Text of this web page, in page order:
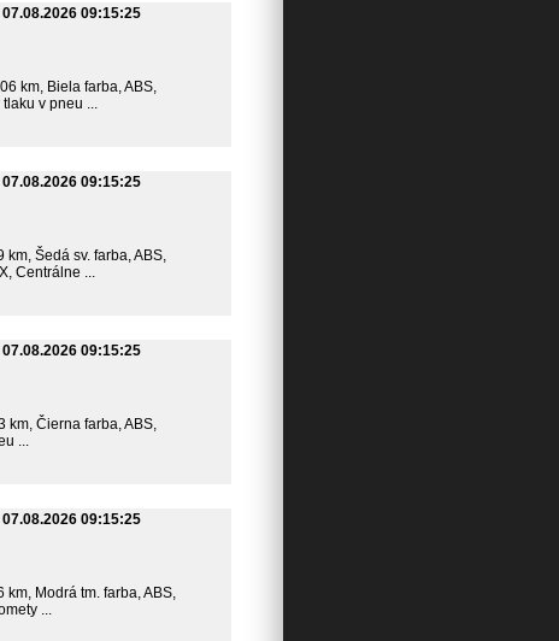
07.08.2026 09:15:25
km, Biela farba, ABS,
v pneu ...
07.08.2026 09:15:25
km, Šedá sv. farba, ABS,
Centrálne ...
07.08.2026 09:15:25
km, Čierna farba, ABS,
...
07.08.2026 09:15:25
km, Modrá tm. farba, ABS,
...